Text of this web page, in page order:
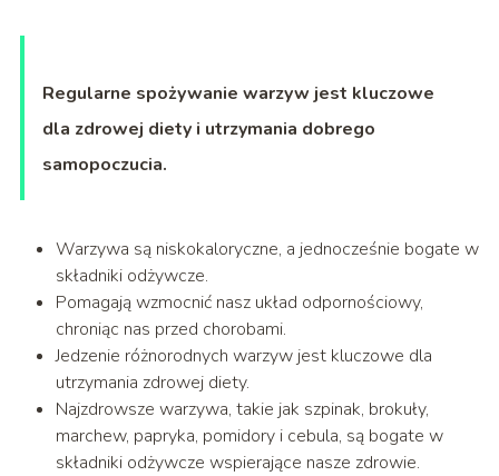
Regularne spożywanie warzyw jest kluczowe
dla zdrowej diety i utrzymania dobrego
samopoczucia.
Warzywa są niskokaloryczne, a jednocześnie bogate w
składniki odżywcze.
Pomagają wzmocnić nasz układ odpornościowy,
chroniąc nas przed chorobami.
Jedzenie różnorodnych warzyw jest kluczowe dla
utrzymania zdrowej diety.
Najzdrowsze warzywa, takie jak szpinak, brokuły,
marchew, papryka, pomidory i cebula, są bogate w
składniki odżywcze wspierające nasze zdrowie.